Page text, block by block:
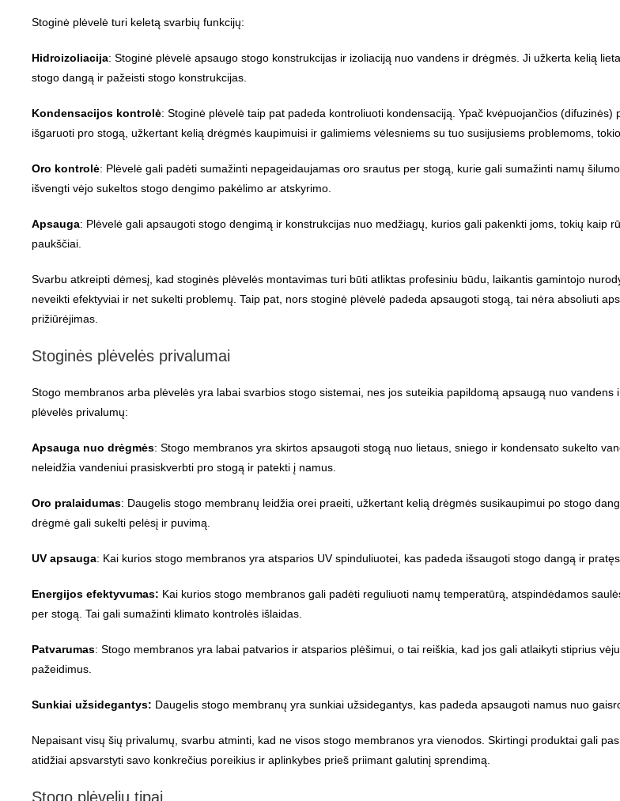
Stoginė plėvelė turi keletą svarbių funkcijų:
Hidroizoliacija: Stoginė plėvelė apsaugo stogo konstrukcijas ir izoliaciją nuo vandens ir drėgmės. Ji užkerta kelią
stogo dangą ir pažeisti stogo konstrukcijas.
Kondensacijos kontrolė: Stoginė plėvelė taip pat padeda kontroliuoti kondensaciją. Ypač kvėpuojančios
išgaruoti pro stogą, užkertant kelią drėgmės kaupimuisi ir galimiems vėlesniems su tuo susijusiems problemoms,
Oro kontrolė: Plėvelė gali padėti sumažinti nepageidaujamas oro srautus per stogą, kurie gali sumažinti namų
išvengti vėjo sukeltos stogo dengimo pakėlimo ar atskyrimo.
Apsauga: Plėvelė gali apsaugoti stogo dengimą ir konstrukcijas nuo medžiagų, kurios gali pakenkti joms, tokių kaip
paukščiai.
Svarbu atkreipti dėmesį, kad stoginės plėvelės montavimas turi būti atliktas profesiniu būdu, laikantis gamintojo
neveikti efektyviai ir net sukelti problemų. Taip pat, nors stoginė plėvelė padeda apsaugoti stogą, tai nėra absoliuti
prižiūrėjimas.
Stoginės plėvelės privalumai
Stogo membranos arba plėvelės yra labai svarbios stogo sistemai, nes jos suteikia papildomą apsaugą nuo
plėvelės privalumų:
Apsauga nuo drėgmės: Stogo membranos yra skirtos apsaugoti stogą nuo lietaus, sniego ir kondensato sukelto
neleidžia vandeniui prasiskverbti pro stogą ir patekti į namus.
Oro pralaidumas: Daugelis stogo membranų leidžia orei praeiti, užkertant kelią drėgmės susikaupimui po stogo
drėgmė gali sukelti pelėsį ir puvimą.
UV apsauga: Kai kurios stogo membranos yra atsparios UV spinduliuotei, kas padeda išsaugoti stogo dangą ir
Energijos efektyvumas: Kai kurios stogo membranos gali padėti reguliuoti namų temperatūrą, atspindėdamos
per stogą. Tai gali sumažinti klimato kontrolės išlaidas.
Patvarumas: Stogo membranos yra labai patvarios ir atsparios plėšimui, o tai reiškia, kad jos gali atlaikyti stiprius
pažeidimus.
Sunkiai užsidegantys: Daugelis stogo membranų yra sunkiai užsidegantys, kas padeda apsaugoti namus nuo
Nepaisant visų šių privalumų, svarbu atminti, kad ne visos stogo membranos yra vienodos. Skirtingi produktai gali
atidžiai apsvarstyti savo konkrečius poreikius ir aplinkybes prieš priimant galutinį sprendimą.
Stogo plėvelių tipai